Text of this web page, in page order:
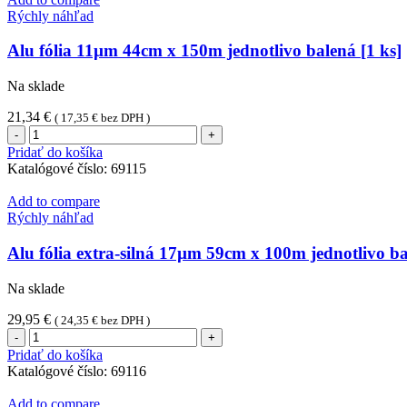
Rýchly náhľad
Alu fólia 11µm 44cm x 150m jednotlivo balená [1 ks]
Na sklade
21,34 € ( 17,35 € bez DPH )
množstvo
Alu
fólia
11µm
44cm
x
150m
jednotlivo
balená
ks]
Pridať do košíka
Katalógové číslo: 69115
Add to compare
Rýchly náhľad
Alu fólia extra-silná 17µm 59cm x 100m jednotlivo
Na sklade
29,95 € ( 24,35 € bez DPH )
množstvo
Alu
fólia
extra-
silná
Pridať do košíka
Katalógové číslo: 69116
Add to compare